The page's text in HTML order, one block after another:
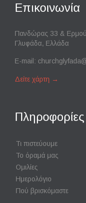
Επικοινωνία
Πανδώρας 33 & Ερμού
Γλυφάδα, Ελλάδα
E-mail:
Δείτε χάρτη →
Πληροφορίες
Τι πιστεύουμε
Το όραμά μας
Ομιλίες
Ημερολόγιο
Πού βρισκόμαστε